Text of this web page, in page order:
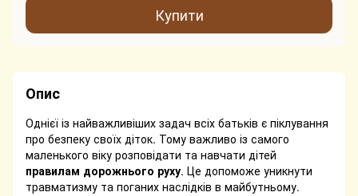
Купити
Опис
Однієї із найважливіших задач всіх батьків є піклування
про безпеку своїх діток. Тому важливо із самого
маленького віку розповідати та навчати дітей
правилам дорожнього руху. Це допоможе уникнути
травматизму та поганих наслідків в майбутньому.